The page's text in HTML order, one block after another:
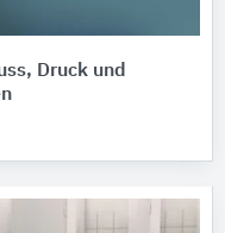
Druck und